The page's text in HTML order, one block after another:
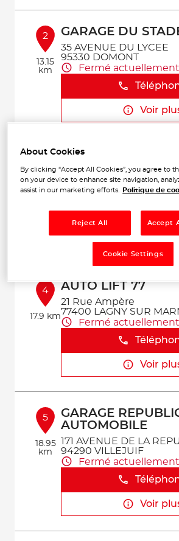
2
13.15
km
GARAGE DU
35 AVENUE DU LYCEE
95330 DOMONT
Fermé actuellement
Voir
17.1 km
1 Avenue Clement Ader
94420 LEPLESSIS-
Fermé
Voir
4
17.9 km
AUTO LIFT 77
21 Rue Ampère
77400 LAGNY SUR
Fermé actuellement
Voir
5
18.95
km
GARAGE
AUTOMOBILE
171 AVENUE DE LA
94290 VILLEJUIF
Fermé actuellement
Voir
About Cookies
By clicking “Accept All Cookies”, you agree to
on your device to enhance site navigation,
assist in our marketing efforts.
Politique de
Reject All Accept
Cookie Settings